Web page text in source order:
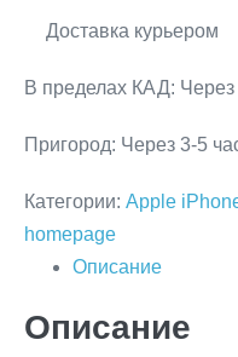
Доставка курьером
В пределах КАД: Через
Пригород: Через 3-5
Категории: Apple
homepage
Описание
Описание